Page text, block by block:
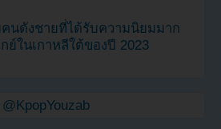
นดังชายที่ได้รับความนิยมมาก
ย์ในเกาหลีใต้ของปี 2023